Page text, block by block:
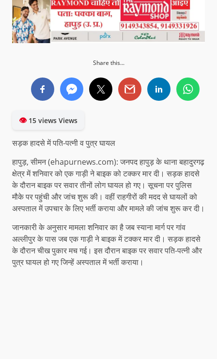
Share this...
👁15 views Views
सड़क हादसे में पति-पत्नी व पुत्र घायल
हापुड़, सीमन (ehapurnews.com): जनपद हापुड़ के थाना बहादुरगढ़
क्षेत्र में शनिवार को एक गाड़ी ने बाइक को टक्कर मार दी। सड़क हादसे
के दौरान बाइक पर सवार तीनों लोग घायल हो गए। सूचना पर पुलिस
मौके पर पहुंची और जांच शुरू की। वहीं राहगीरों की मदद से घायलों को
अस्पताल में उपचार के लिए भर्ती कराया और मामले की जांच शुरू कर दी।
जानकारी के अनुसार मामला शनिवार का है जब स्याना मार्ग पर गांव
अल्लीपुर के पास जब एक गाड़ी ने बाइक में टक्कर मार दी। सड़क हादसे
के दौरान चीख पुकार मच गई। इस दौरान बाइक पर सवार पति-पत्नी और
पुत्र घायल हो गए जिन्हें अस्पताल में भर्ती कराया।